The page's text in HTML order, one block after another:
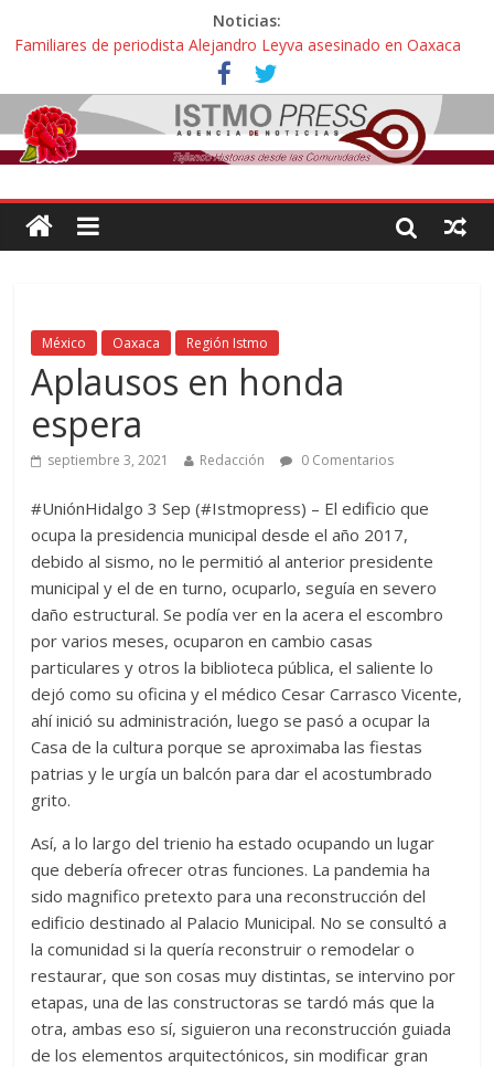
Noticias:
Familiares de periodista Alejandro Leyva asesinado en Oaxaca
protestan y exigen justicia en desfile de delegaciones
Alertan pescadores de Juchitán, Oaxaca de nuevo despojo de su
territorio para construir un parque eólico
Pescadores y comuneros ikoots detienen la extracción ilegal de
material pétreo de gravera Oyamel
ahora pescadores de Salinas del Marqués denuncian daños de
Pemex
México Oaxaca Región Istmo
Aplausos en honda
espera
septiembre 3, 2021 Redacción 0 Comentarios
#UniónHidalgo 3 Sep (#Istmopress) – El edificio que
ocupa la presidencia municipal desde el año 2017,
debido al sismo, no le permitió al anterior presidente
municipal y el de en turno, ocuparlo, seguía en severo
daño estructural. Se podía ver en la acera el escombro
por varios meses, ocuparon en cambio casas
particulares y otros la biblioteca pública, el saliente lo
dejó como su oficina y el médico Cesar Carrasco Vicente,
ahí inició su administración, luego se pasó a ocupar la
Casa de la cultura porque se aproximaba las fiestas
patrias y le urgía un balcón para dar el acostumbrado
grito.
Así, a lo largo del trienio ha estado ocupando un lugar
que debería ofrecer otras funciones. La pandemia ha
sido magnifico pretexto para una reconstrucción del
edificio destinado al Palacio Municipal. No se consultó a
la comunidad si la quería reconstruir o remodelar o
restaurar, que son cosas muy distintas, se intervino por
etapas, una de las constructoras se tardó más que la
otra, ambas eso sí, siguieron una reconstrucción guiada
de los elementos arquitectónicos, sin modificar gran